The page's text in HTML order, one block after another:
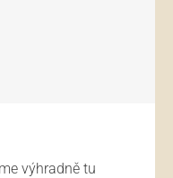
výhradně tu